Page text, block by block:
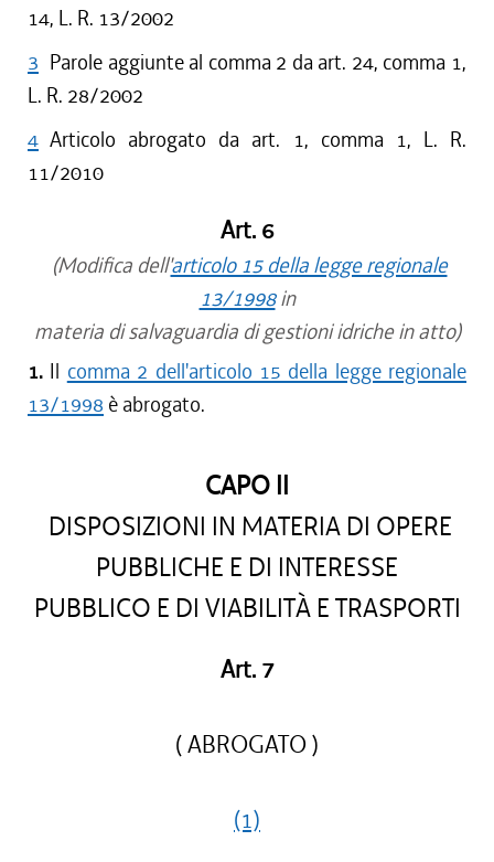
14, L. R. 13/2002
3 Parole aggiunte al comma 2 da art. 24, comma 1,
L. R. 28/2002
4 Articolo abrogato da art. 1, comma 1, L. R.
11/2010
Art. 6
(Modifica dell'articolo 15 della legge regionale
13/1998in
materia di salvaguardia di gestioni idriche in atto)
1. Il comma 2 dell'articolo 15 della legge regionale
13/1998 è abrogato.
CAPO II
DISPOSIZIONI IN MATERIA DI OPERE
PUBBLICHE E DI INTERESSE
PUBBLICO E DI VIABILITÀ E TRASPORTI
Art. 7
( ABROGATO )
(1)